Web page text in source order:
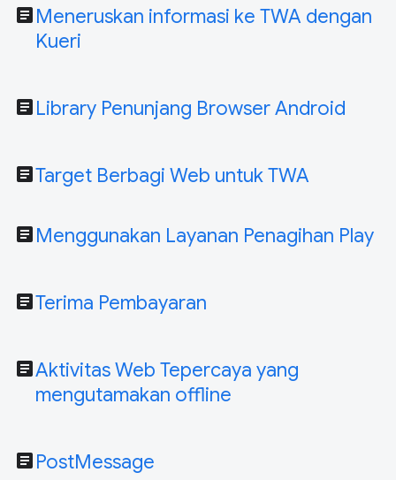
article Meneruskan informasi ke TWA dengan
Kueri
article Library Penunjang Browser Android
articleTarget Berbagi Web untuk TWA
article Menggunakan Layanan Penagihan Play
articleTerima Pembayaran
articleAktivitas Web Tepercaya yang
mengutamakan offline
article PostMessage